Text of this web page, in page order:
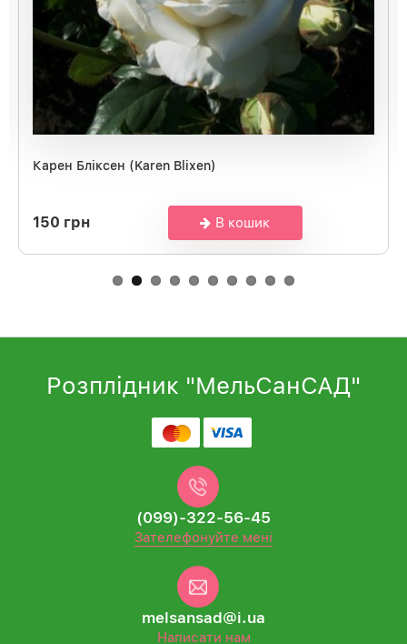
Карен Бліксен (Karen Blixen)
150 грн В кошик
Розплідник "МельСанСАД"
(099)-322-56-45
Зателефонуйте мені
melsansad@i.ua
Написати нам